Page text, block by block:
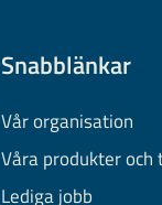
Snabblänkar
Vår organisation
Våra produkter och
Lediga jobb